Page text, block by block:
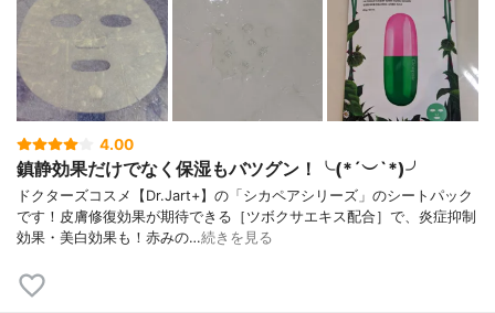
4.00
鎮静効果だけでなく保湿もバツグン！╰(*´︶`*)╯
ドクターズコスメ【Dr.Jart+】の「シカペアシリーズ」のシートパック
です！皮膚修復効果が期待できる［ツボクサエキス配合］で、炎症抑制
効果・美白効果も！赤みの…続きを見る